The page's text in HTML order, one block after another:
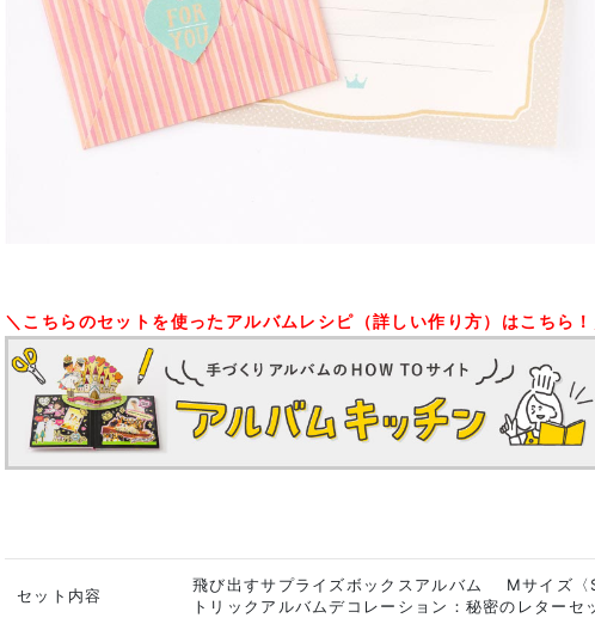
＼こちらのセットを使ったアルバムレシピ（詳しい作り方）はこちら
セット内容
飛び出すサプライズボックスアルバム Mサイズ〈
トリックアルバムデコレーション：秘密のレターセ